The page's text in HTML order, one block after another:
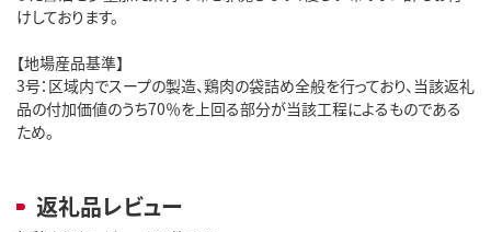
けしております。
【地場産品基準】
3号：区域内でスープの製造、鶏肉の袋詰め全般を行っており、当該返礼
品の付加価値のうち70％を上回る部分が当該工程によるものである
ため。
返礼品レビュー